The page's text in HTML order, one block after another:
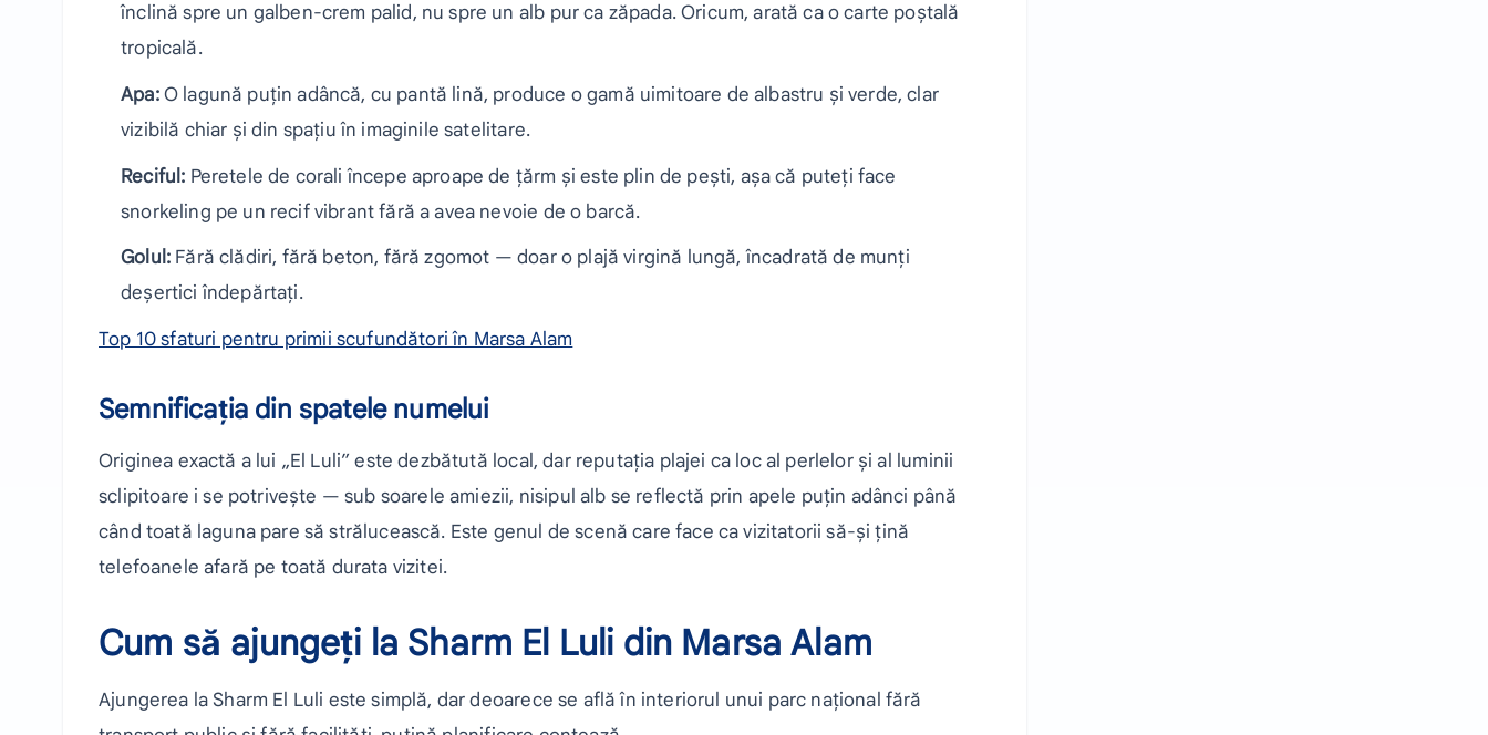
înclină spre un galben-crem palid, nu spre un alb pur ca zăpada. Oricum, arată ca o carte poștală
tropicală.
Apa:O lagună puțin adâncă, cu pantă lină, produce o gamă uimitoare de albastru și verde, clar
vizibilă chiar și din spațiu în imaginile satelitare.
Reciful: Peretele de corali începe aproape de țărm și este plin de pești, așa că puteți face
snorkeling pe un recif vibrant fără a avea nevoie de o barcă.
Golul: Fără clădiri, fără beton, fără zgomot — doar o plajă virgină lungă, încadrată de munți
deșertici îndepărtați.
Top 10 sfaturi pentru primii scufundători în Marsa Alam
Semnificația din spatele numelui
Originea exactă a lui „El Luli” este dezbătută local, dar reputația plajei ca loc al perlelor și al luminii
sclipitoare i se potrivește — sub soarele amiezii, nisipul alb se reflectă prin apele puțin adânci până
când toată laguna pare să strălucească. Este genul de scenă care face ca vizitatorii să-și țină
telefoanele afară pe toată durata vizitei.
Cum să ajungeți la Sharm El Luli din Marsa Alam
Ajungerea la Sharm El Luli este simplă, dar deoarece se află în interiorul unui parc național fără